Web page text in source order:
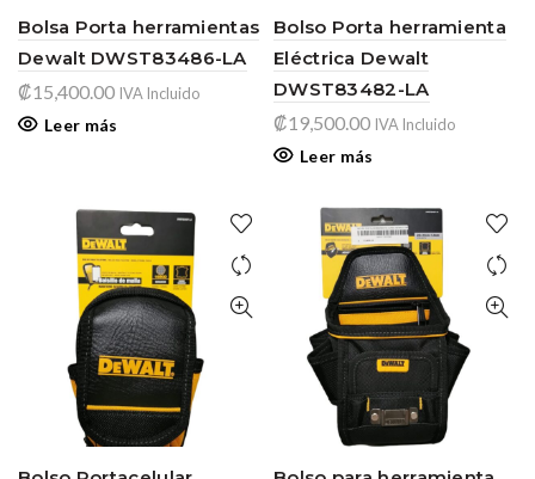
Bolsa Porta herramientas
Dewalt DWST83486-LA
₡15,400.00 IVA Incluido
Leer más
Bolso Porta herramienta
Eléctrica Dewalt
DWST83482-LA
₡19,500.00 IVA Incluido
Leer más